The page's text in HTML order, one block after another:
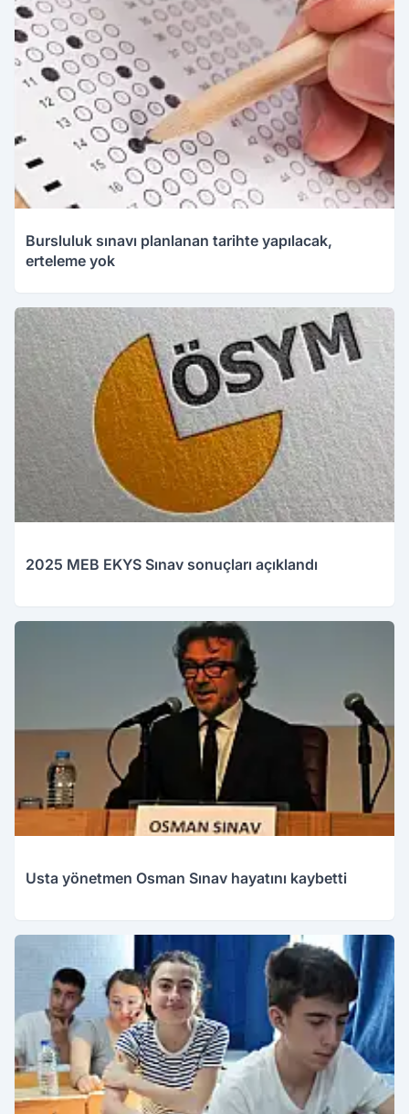
Bursluluk sınavı planlanan tarihte yapılacak,
erteleme yok
2025 MEB EKYS Sınav sonuçları açıklandı
Usta yönetmen Osman Sınav hayatını kaybetti